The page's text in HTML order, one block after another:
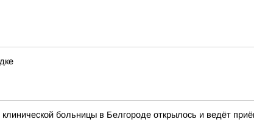
больницы в Белгороде открылось и ведёт